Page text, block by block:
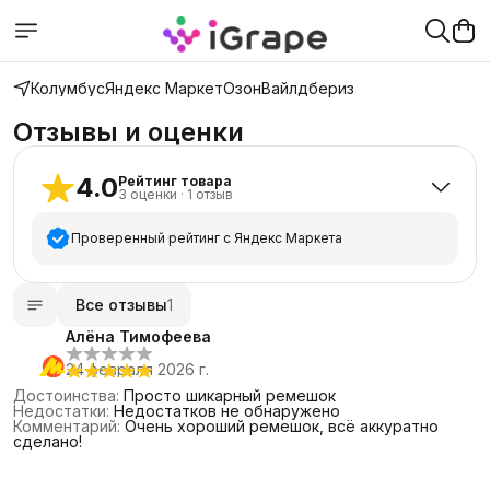
КолумбусЯндекс МаркетОзонВайлдбериз
Отзывы и оценки
4.0Рейтинг товара
3 оценки · 1 отзыв
Проверенный рейтинг с Яндекс Маркета
звёзд
2
звезды
2 звезды
1 звезда
Все отзывы1
Алёна Тимофеева
24 февраля 2026 г.
Достоинства: Просто шикарный ремешок
Недостатки: Недостатков не обнаружено
Комментарий: Очень хороший ремешок, всё аккуратно
сделано!